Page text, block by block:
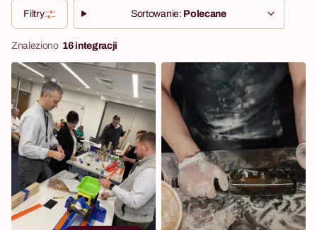
Filtry Sortowanie: Polecane
Znaleziono 16 integracji